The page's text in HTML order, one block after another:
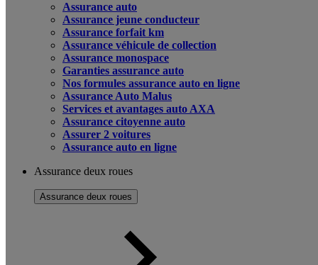
Assurance auto
Assurance jeune conducteur
Assurance forfait km
Assurance véhicule de collection
Assurance monospace
Garanties assurance auto
Nos formules assurance auto en ligne
Assurance Auto Malus
Services et avantages auto AXA
Assurance citoyenne auto
Assurer 2 voitures
Assurance auto en ligne
Assurance deux roues
Assurance deux roues